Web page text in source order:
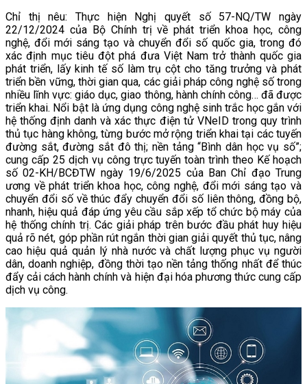
Chỉ thị nêu: Thực hiện Nghị quyết số 57-NQ/TW ngày
22/12/2024 của Bộ Chính trị về phát triển khoa học, công
nghệ, đổi mới sáng tạo và chuyển đổi số quốc gia, trong đó
xác định mục tiêu đột phá đưa Việt Nam trở thành quốc gia
phát triển, lấy kinh tế số làm trụ cột cho tăng trưởng và phát
triển bền vững, thời gian qua, các giải pháp công nghệ số trong
nhiều lĩnh vực: giáo dục, giao thông, hành chính công… đã được
triển khai. Nổi bật là ứng dụng công nghệ sinh trắc học gắn với
hệ thống định danh và xác thực điện tử VNeID trong quy trình
thủ tục hàng không, từng bước mở rộng triển khai tại các tuyến
đường sắt, đường sắt đô thị; nền tảng “Bình dân học vụ số”;
cung cấp 25 dịch vụ công trực tuyến toàn trình theo Kế hoạch
số 02-KH/BCĐTW ngày 19/6/2025 của Ban Chỉ đạo Trung
ương về phát triển khoa học, công nghệ, đổi mới sáng tạo và
chuyển đổi số về thúc đẩy chuyển đổi số liên thông, đồng bộ,
nhanh, hiệu quả đáp ứng yêu cầu sắp xếp tổ chức bộ máy của
hệ thống chính trị. Các giải pháp trên bước đầu phát huy hiệu
quả rõ nét, góp phần rút ngắn thời gian giải quyết thủ tục, nâng
cao hiệu quả quản lý nhà nước và chất lượng phục vụ người
dân, doanh nghiệp, đồng thời tạo nền tảng thống nhất để thúc
đẩy cải cách hành chính và hiện đại hóa phương thức cung cấp
dịch vụ công.